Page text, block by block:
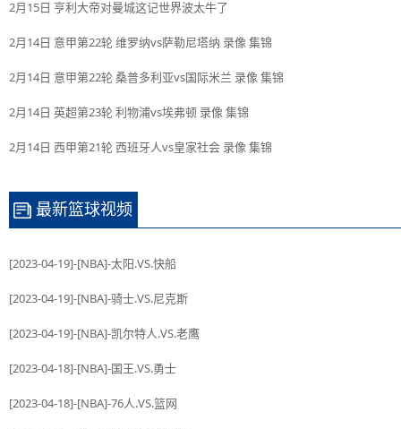
2月15日 亨利大帝对曼城这记世界波太牛了
2月14日 意甲第22轮 维罗纳vs萨勒尼塔纳 录像 集锦
2月14日 意甲第22轮 桑普多利亚vs国际米兰 录像 集锦
2月14日 英超第23轮 利物浦vs埃弗顿 录像 集锦
2月14日 西甲第21轮 西班牙人vs皇家社会 录像 集锦
最新篮球视频
[2023-04-19]-[NBA]-太阳.VS.快船
[2023-04-19]-[NBA]-骑士.VS.尼克斯
[2023-04-19]-[NBA]-凯尔特人.VS.老鹰
[2023-04-18]-[NBA]-国王.VS.勇士
[2023-04-18]-[NBA]-76人.VS.篮网